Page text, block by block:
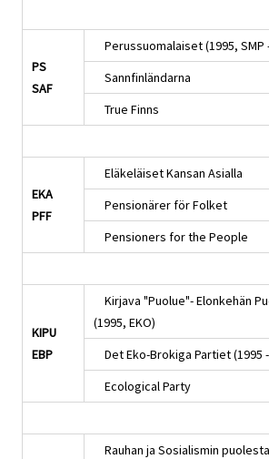
PS
SAF
Perussuomalaiset (1995, SMP
Sannfinländarna
True Finns
EKA
PFF
Eläkeläiset Kansan Asialla
Pensionärer för Folket
Pensioners for the People
KIPU
EBP
Kirjava "Puolue"- Elonkehän
(1995, EKO)
Det Eko-Brokiga Partiet (1995 -
Ecological Party
Rauhan ja Sosialismin